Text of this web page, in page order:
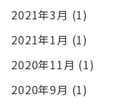
2021年3月 (1)
2021年1月 (1)
2020年11月 (1)
2020年9月 (1)